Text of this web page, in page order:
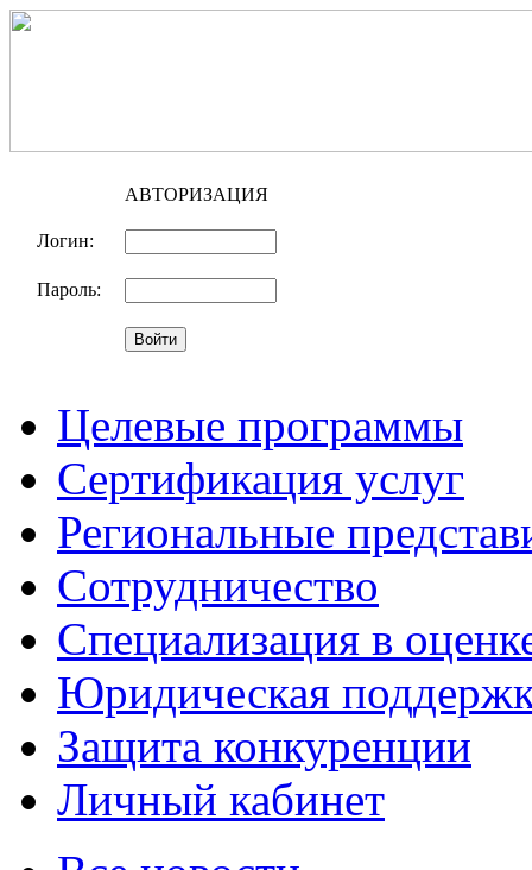
АВТОРИЗАЦИЯ
Логин:
Пароль:
Целевые программы
Сертификация услуг
Региональные
Сотрудничество
Специализация в
Юридическая
Защита конкуренции
Личный кабинет